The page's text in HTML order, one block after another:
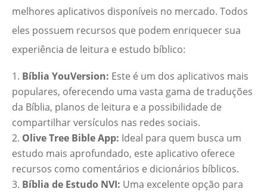
melhores aplicativos disponíveis no mercado. Todos
eles possuem recursos que podem enriquecer sua
experiência de leitura e estudo bíblico:
Bíblia YouVersion: Este é um dos aplicativos mais
populares, oferecendo uma vasta gama de traduções
da Bíblia, planos de leitura e a possibilidade de
compartilhar versículos nas redes sociais.
Olive Tree Bible App: Ideal para quem busca um
estudo mais aprofundado, este aplicativo oferece
recursos como comentários e dicionários bíblicos.
Bíblia de Estudo NVI: Uma excelente opção para